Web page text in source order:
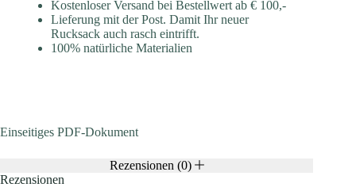
Kostenloser Versand bei Bestellwert ab € 100,-
Lieferung mit der Post. Damit Ihr neuer
Rucksack auch rasch eintrifft.
100% natürliche Materialien
Einseitiges PDF-Dokument
Rezensionen (0)
Rezensionen